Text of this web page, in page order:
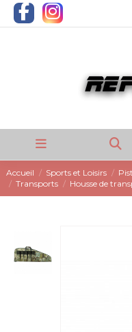
Accueil Sports et Loisirs
Transports
Housse de